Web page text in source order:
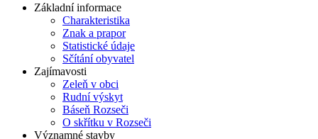
Základní informace
Charakteristika
Znak a prapor
Statistické údaje
Sčítání obyvatel
Zajímavosti
Zeleň v obci
Rudní výskyt
Báseň Rozseči
O skřítku v Rozseči
Významné stavby